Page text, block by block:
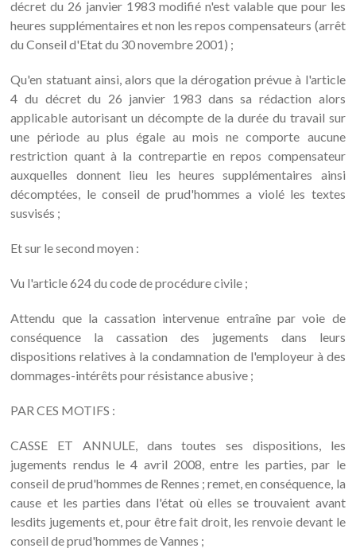
décret du 26 janvier 1983 modifié n'est valable que pour les
heures supplémentaires et non les repos compensateurs (arrêt
du Conseil d'Etat du 30 novembre 2001) ;
Qu'en statuant ainsi, alors que la dérogation prévue à l'article
4 du décret du 26 janvier 1983 dans sa rédaction alors
applicable autorisant un décompte de la durée du travail sur
une période au plus égale au mois ne comporte aucune
restriction quant à la contrepartie en repos compensateur
auxquelles donnent lieu les heures supplémentaires ainsi
décomptées, le conseil de prud'hommes a violé les textes
susvisés ;
Et sur le second moyen :
Vu l'article 624 du code de procédure civile ;
Attendu que la cassation intervenue entraîne par voie de
conséquence la cassation des jugements dans leurs
dispositions relatives à la condamnation de l'employeur à des
dommages-intérêts pour résistance abusive ;
PAR CES MOTIFS :
CASSE ET ANNULE, dans toutes ses dispositions, les
jugements rendus le 4 avril 2008, entre les parties, par le
conseil de prud'hommes de Rennes ; remet, en conséquence, la
cause et les parties dans l'état où elles se trouvaient avant
lesdits jugements et, pour être fait droit, les renvoie devant le
conseil de prud'hommes de Vannes ;